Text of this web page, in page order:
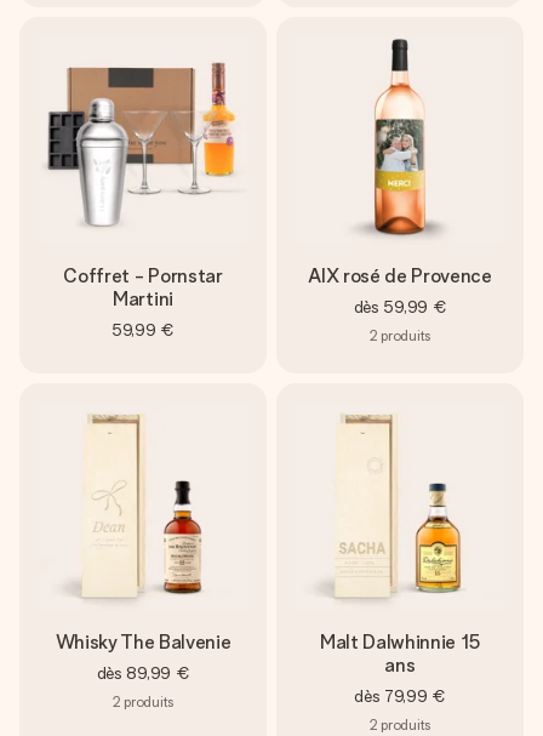
Coffret - Pornstar
Martini
59,99 €
AIX rosé de Provence
dès 59,99 €
2 produits
Whisky The Balvenie
dès 89,99 €
2 produits
Malt Dalwhinnie 15
ans
dès 79,99 €
2 produits